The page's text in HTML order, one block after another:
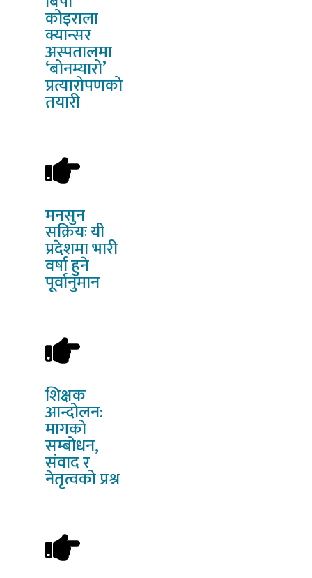
कोइराला
क्यान्सर
अस्पतालमा
‘बोनम्यारो’
प्रत्यारोपणको
तयारी
मनसुन
सक्रियः यी
प्रदेशमा भारी
वर्षा हुने
पूर्वानुमान
शिक्षक
आन्दोलन:
मागको
सम्बोधन,
संवाद र
नेतृत्वको प्रश्न